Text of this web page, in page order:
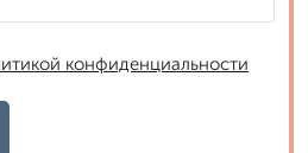
конфиденциальности